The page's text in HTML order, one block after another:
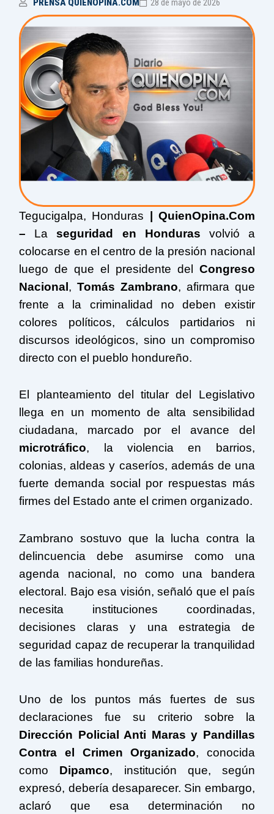
Tegucigalpa, Honduras | QuienOpina.Com
– Laseguridad en Honduras volvió a
colocarse en el centro de la presión nacional
luego de que el presidente del Congreso
Nacional,Tomás Zambrano, afirmara que
frente a la criminalidad no deben existir
colores políticos, cálculos partidarios ni
discursos ideológicos, sino un compromiso
directo con el pueblo hondureño.
El planteamiento del titular del Legislativo
llega en un momento de alta sensibilidad
ciudadana, marcado por el avance del
microtráfico, la violencia en barrios,
colonias, aldeas y caseríos, además de una
fuerte demanda social por respuestas más
firmes del Estado ante el crimen organizado.
Zambrano sostuvo que la lucha contra la
delincuencia debe asumirse como una
agenda nacional, no como una bandera
electoral. Bajo esa visión, señaló que el país
necesita instituciones coordinadas,
decisiones claras y una estrategia de
seguridad capaz de recuperar la tranquilidad
de las familias hondureñas.
Uno de los puntos más fuertes de sus
declaraciones fue su criterio sobre la
Dirección Policial Anti Maras y Pandillas
Contra el Crimen Organizado, conocida
como Dipamco, institución que, según
expresó, debería desaparecer. Sin embargo,
aclaró que esa determinación no